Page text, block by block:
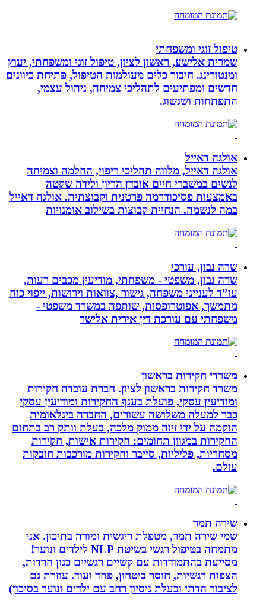
טיפול זוגי ומשפחתי
שמרית אלישע, ראשון לציון, טיפול זוגי ומשפחתי, יעוץ
ומנטורינג. חיבור כלים מעולמות הטיפול, פתיחת כיוונים
חדשים ומפתיעים לתהליכי צמיחה, ניהול עצמי,
התפתחות ושגשוג.
אולגה דאייל
אולגה דאייל, מלווה תהליכי ריפוי, החלמה וצמיחה
לנשים במשברי חיים אובדן הריון ולידה שקטה
באמצעות פסיכודרמה פרטנית וקבוצתית. אולגה דאייל
במה לנשמה. ‏הנחיית קבוצות בשילוב אומנויות‏
שרה נבון, עורכי
שרה נבון, משפטי - משפחתי, מודיעין מכבים רעות,
עו”ד לענייני משפחה, גישור ,צוואות וירושות, ייפוי כוח
מתמשך, אפוטרופסות, שותפה במשרד משפטי -
משפחתי עם עורכת דין אירית אלישר
משרדי חקירות בראשון
משרד חקירות בראשון לציון. חברת עובדה חקירות
ומודיעין עסקי, פועלת בענף החקירות ומודיעין עסקי
כבר למעלה משלושה עשורים, החברה בינלאומית
הוקמה על ידי זיוה ממוק מלכה, בעלת וותק רב בתחום
החקירות במגוון תחומים: חקירות אישות, חקירות
מסחריות, פליליות, סייבר וחקירות מורכבות חובקות
עולם.
שירה תמר
שמי שירה תמר, מטפלת ריגשית ומורה בתיכון. אני
מתמחה בטיפול רגשי בשיטת NLP לילדים ונוער!
מסייעת בהתמודדות עם קשיים רגשיים כגון חרדות,
הצפות רגשיות, חוסר ביטחון, פחד ועוד. עוזרת גם
לציבור הדתי ובעלת ניסיון רחב עם ילדים ונוער בסיכון)